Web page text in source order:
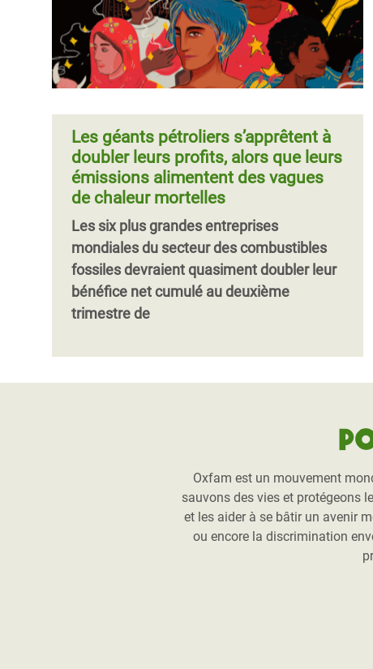
Les géants pétroliers s’apprêtent à
doubler leurs profits, alors que leurs
émissions alimentent des vagues
de chaleur mortelles
Les six plus grandes entreprises
mondiales du secteur des combustibles
fossiles devraient quasiment doubler leur
bénéfice net cumulé au deuxième
trimestre de
Oxfam est un mouvement
sauvons des vies et protégeons
et les aider à se bâtir un avenir
ou encore la discrimination